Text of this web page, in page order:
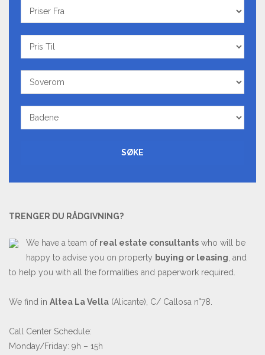
Priser
Fra
Pris
Til
Soverom
Badene
SØKE
TRENGER DU RÅDGIVNING?
We have a team of real estate consultantswho will be
happy to advise you on property buying or leasing , and
to help you with all the formalities and paperwork required.
We find in Altea La Vella (Alicante), C/ Callosa n°78.
Call Center Schedule:
Monday/Friday: 9h – 15h